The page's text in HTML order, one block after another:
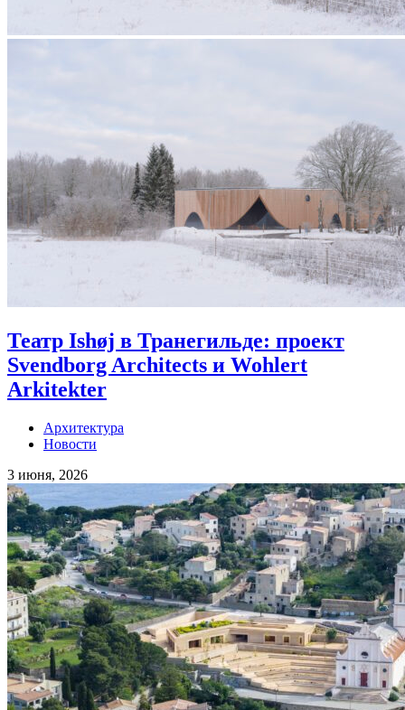
Театр Ishøj в Транегильде: проект
Svendborg Architects и Wohlert
Arkitekter
Архитектура
Новости
3 июня, 2026